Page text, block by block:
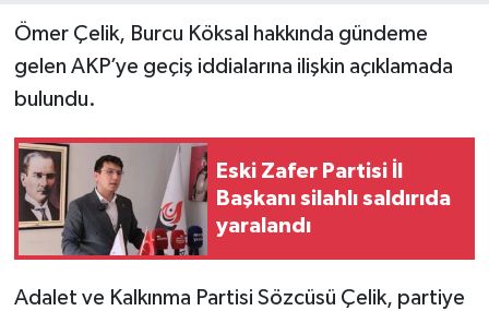
Ömer Çelik, Burcu Köksal hakkında gündeme
gelen AKP’ye geçiş iddialarına ilişkin açıklamada
bulundu.
Eski Zafer Partisi İl
Başkanı silahlı saldırıda
yaralandı
Adalet ve Kalkınma Partisi Sözcüsü Çelik, partiye